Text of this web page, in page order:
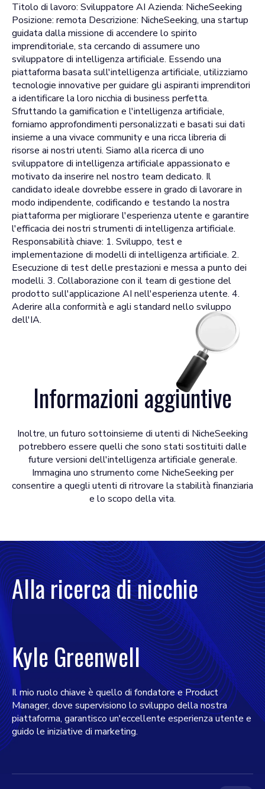
Titolo di lavoro: Sviluppatore AI Azienda: NicheSeeking
Posizione: remota Descrizione: NicheSeeking, una startup
guidata dalla missione di accendere lo spirito
imprenditoriale, sta cercando di assumere uno
sviluppatore di intelligenza artificiale. Essendo una
piattaforma basata sull'intelligenza artificiale, utilizziamo
tecnologie innovative per guidare gli aspiranti imprenditori
a identificare la loro nicchia di business perfetta.
Sfruttando la gamification e l'intelligenza artificiale,
forniamo approfondimenti personalizzati e basati sui dati
insieme a una vivace community e una ricca libreria di
risorse ai nostri utenti. Siamo alla ricerca di uno
sviluppatore di intelligenza artificiale appassionato e
motivato da inserire nel nostro team dedicato. Il
candidato ideale dovrebbe essere in grado di lavorare in
modo indipendente, codificando e testando la nostra
piattaforma per migliorare l'esperienza utente e garantire
l'efficacia dei nostri strumenti di intelligenza artificiale.
Responsabilità chiave: 1. Sviluppo, test e
implementazione di modelli di intelligenza artificiale. 2.
Esecuzione di test delle prestazioni e messa a punto dei
modelli. 3. Collaborazione con il team di gestione del
prodotto sull'applicazione AI nell'esperienza utente. 4.
Aderire alla conformità e agli standard nello sviluppo
dell'IA.
Informazioni aggiuntive
Inoltre, un futuro sottoinsieme di utenti di NicheSeeking
potrebbero essere quelli che sono stati sostituiti dalle
future versioni dell'intelligenza artificiale generale.
Immagina uno strumento come NicheSeeking per
consentire a quegli utenti di ritrovare la stabilità finanziaria
e lo scopo della vita.
Alla ricerca di nicchie
Kyle Greenwell
Il mio ruolo chiave è quello di fondatore e Product
Manager, dove supervisiono lo sviluppo della nostra
piattaforma, garantisco un'eccellente esperienza utente e
guido le iniziative di marketing.